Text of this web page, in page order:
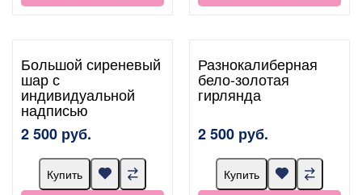
Большой сиреневый
шар с
индивидуальной
надписью
2 500 руб.
Купить
Разнокалиберная
бело-золотая
гирлянда
2 500 руб.
Купить